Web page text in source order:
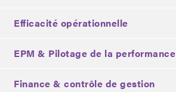
Efficacité opérationnelle
EPM & Pilotage de la performance
Finance & contrôle de gestion